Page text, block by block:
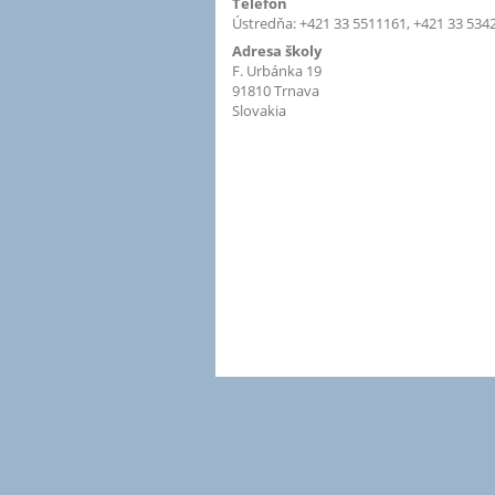
Ústredňa: +421 33 5511161, +421 33
Adresa školy
F. Urbánka 19
91810 Trnava
Slovakia